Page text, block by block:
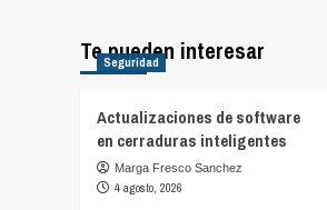
Te pueden interesar
Seguridad
Actualizaciones de software
en cerraduras inteligentes
Marga Fresco Sanchez
4 agosto, 2026